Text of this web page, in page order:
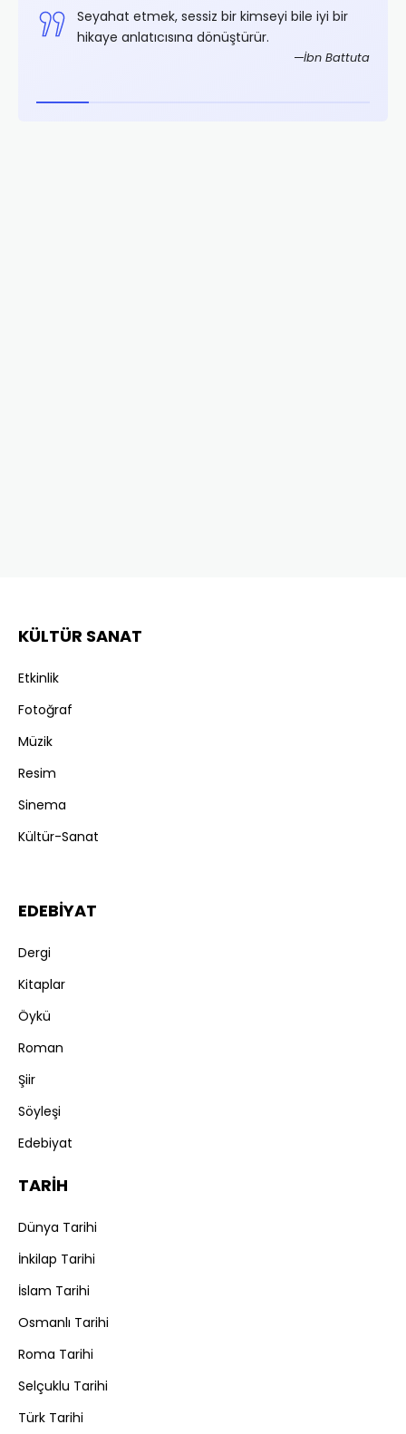
Seyahat etmek, sessiz bir kimseyi bile iyi bir
hikaye anlatıcısına dönüştürür.
İbn Battuta
KÜLTÜR SANAT
Etkinlik
Fotoğraf
Müzik
Resim
Sinema
Kültür-Sanat
EDEBİYAT
Dergi
Kitaplar
Öykü
Roman
Şiir
Söyleşi
Edebiyat
TARİH
Dünya Tarihi
İnkilap Tarihi
İslam Tarihi
Osmanlı Tarihi
Roma Tarihi
Selçuklu Tarihi
Türk Tarihi